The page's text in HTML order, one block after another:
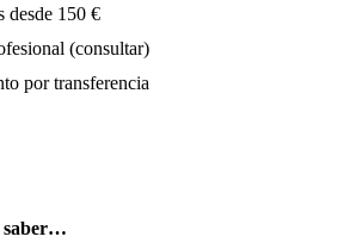
desde 150 €
(consultar)
por transferencia
saber…